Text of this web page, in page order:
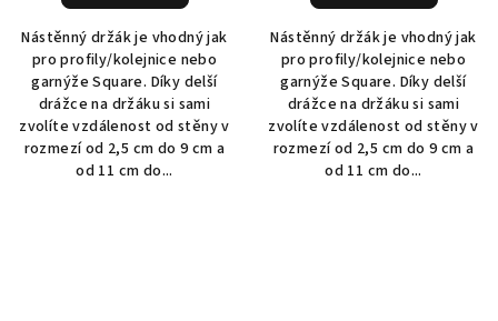
Nástěnný držák je vhodný jak
pro profily/kolejnice nebo
garnýže Square. Díky delší
drážce na držáku si sami
zvolíte vzdálenost od stěny v
rozmezí od 2,5 cm do 9 cm a
od 11 cm do...
Nástěnný držák je vhodný jak
pro profily/kolejnice nebo
garnýže Square. Díky delší
drážce na držáku si sami
zvolíte vzdálenost od stěny v
rozmezí od 2,5 cm do 9 cm a
od 11 cm do...